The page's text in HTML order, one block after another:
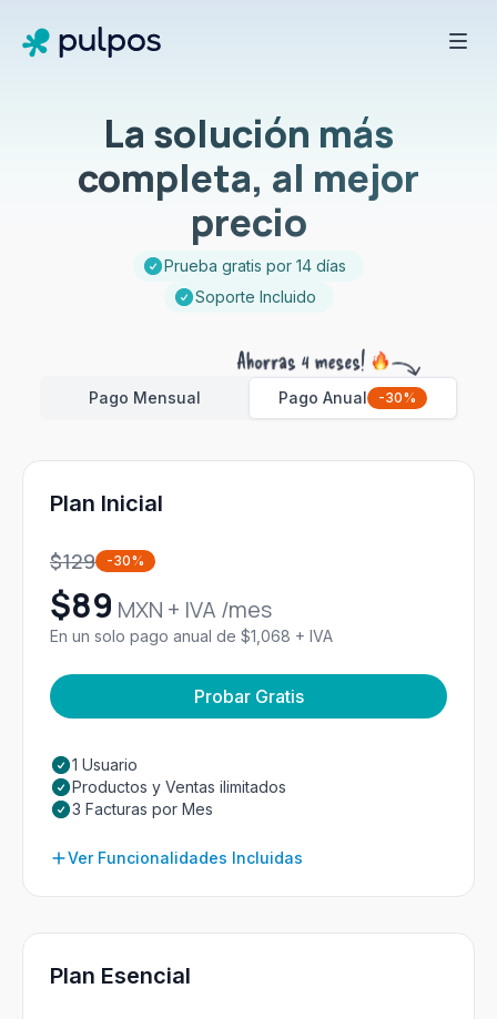
La solución más
completa, al mejor
precio
Prueba gratis por 14 días
Soporte Incluido
Pago Mensual Pago Anual -30%
Plan Inicial
$129 -30%
$89 MXN + IVA /mes
En un solo pago anual de $1,068 + IVA
Probar Gratis
1 Usuario
Productos y Ventas ilimitados
3 Facturas por Mes
Ver Funcionalidades Incluidas
Plan Esencial